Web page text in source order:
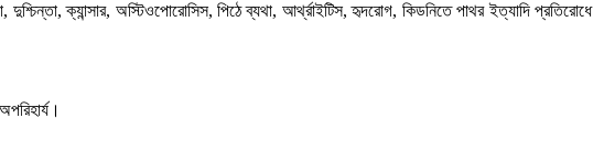
ক্যান্সার, অস্টিওপোরোসিস, পিঠে ব্যথা, আর্থ্রাইটিস, হৃদরোগ, কিডনিতে পাথর ইত্যাদি প্রতিরোধে